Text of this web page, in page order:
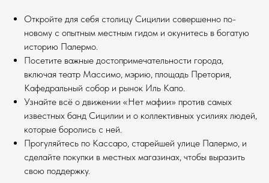
Откройте для себя столицу Сицилии совершенно по-
новому с опытным местным гидом и окунитесь в богатую
историю Палермо.
Посетите важные достопримечательности города,
включая театр Массимо, мэрию, площадь Претория,
Кафедральный собор и рынок Иль Капо.
Узнайте всё о движении «Нет мафии» против самых
известных банд Сицилии и о коллективных усилиях людей,
которые боролись с ней.
Прогуляйтесь по Кассаро, старейшей улице Палермо, и
сделайте покупки в местных магазинах, чтобы выразить
свою поддержку.